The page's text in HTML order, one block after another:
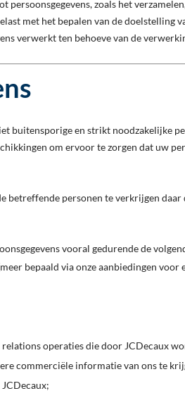
persoonsgegevens, zoals het
met het bepalen van de doelstelling
verwerkt ten behoeve van de
buitensporige en strikt noodzakelijke
om ervoor te zorgen dat uw
betreffende personen te verkrijgen
vooral gedurende de
bepaald via onze aanbiedingen
operaties die door JCDecaux
commerciële informatie van ons te